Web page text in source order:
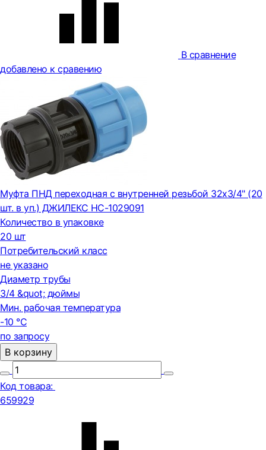
В сравнение
добавлено к сравению
Муфта ПНД переходная с внутренней резьбой 32х3/4" (20
шт. в уп.) ДЖИЛЕКС НС-1029091
Количество в упаковке
20 шт
Потребительский класс
не указано
Диаметр трубы
3/4 &quot; дюймы
Мин. рабочая температура
-10 °С
по запросу
В корзину
Код товара:
659929